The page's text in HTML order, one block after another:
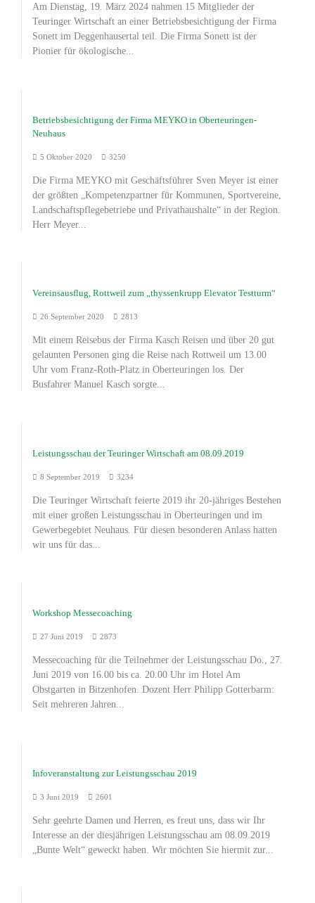
Am Dienstag, 19. März 2024 nahmen 15 Mitglieder der
Teuringer Wirtschaft an einer Betriebsbesichtigung der Firma
Sonett im Deggenhausertal teil. Die Firma Sonett ist der
Pionier für ökologische...
Betriebsbesichtigung der Firma MEYKO in Oberteuringen-
Neuhaus
5 Oktober 2020 3250
Die Firma MEYKO mit Geschäftsführer Sven Meyer ist einer
der größten „Kompetenzpartner für Kommunen, Sportvereine,
Landschaftspflegebetriebe und Privathaushalte“ in der Region.
Herr Meyer...
Vereinsausflug, Rottweil zum „thyssenkrupp Elevator Testturm“
26 September 2020 2813
Mit einem Reisebus der Firma Kasch Reisen und über 20 gut
gelaunten Personen ging die Reise nach Rottweil um 13.00
Uhr vom Franz-Roth-Platz in Oberteuringen los. Der
Busfahrer Manuel Kasch sorgte...
Leistungsschau der Teuringer Wirtschaft am 08.09.2019
8 September 2019 3234
Die Teuringer Wirtschaft feierte 2019 ihr 20-jähriges Bestehen
mit einer großen Leistungsschau in Oberteuringen und im
Gewerbegebiet Neuhaus. Für diesen besonderen Anlass hatten
wir uns für das...
Workshop Messecoaching
27 Juni 2019 2873
Messecoaching für die Teilnehmer der Leistungsschau Do., 27.
Juni 2019 von 16.00 bis ca. 20.00 Uhr im Hotel Am
Obstgarten in Bitzenhofen. Dozent Herr Philipp Gotterbarm:
Seit mehreren Jahren...
Infoveranstaltung zur Leistungsschau 2019
3 Juni 2019 2601
Sehr geehrte Damen und Herren, es freut uns, dass wir Ihr
Interesse an der diesjährigen Leistungsschau am 08.09.2019
„Bunte Welt“ geweckt haben. Wir möchten Sie hiermit zur...